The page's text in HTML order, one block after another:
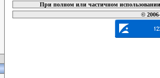
При полном или частичном
©